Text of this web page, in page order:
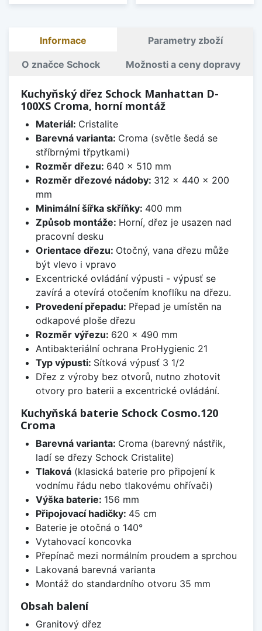
Informace Parametry zboží
O značce Schock Možnosti a ceny dopravy
Kuchyňský dřez Schock Manhattan D-
100XS Croma, horní montáž
Materiál: Cristalite
Barevná varianta: Croma (světle šedá se
stříbrnými třpytkami)
Rozměr dřezu: 640 x 510 mm
Rozměr dřezové nádoby: 312 x 440 x 200
mm
Minimální šířka skříňky: 400 mm
Způsob montáže: Horní, dřez je usazen nad
pracovní desku
Orientace dřezu: Otočný, vana dřezu může
být vlevo i vpravo
Excentrické ovládání výpusti - výpusť se
zavírá a otevírá otočením knoflíku na dřezu.
Provedení přepadu: Přepad je umístěn na
odkapové ploše dřezu
Rozměr výřezu: 620 x 490 mm
Antibakteriální ochrana ProHygienic 21
Typ výpusti: Sítková výpusť 3 1/2
Dřez z výroby bez otvorů, nutno zhotovit
otvory pro baterii a excentrické ovládání.
Kuchyňská baterie Schock Cosmo.120
Croma
Barevná varianta: Croma (barevný nástřik,
ladí se dřezy Schock Cristalite)
Tlaková(klasická baterie pro připojení k
vodnímu řádu nebo tlakovému ohřívači)
Výška baterie: 156 mm
Připojovací hadičky: 45 cm
Baterie je otočná o 140°
Vytahovací koncovka
Přepínač mezi normálním proudem a sprchou
Lakovaná barevná varianta
Montáž do standardního otvoru 35 mm
Obsah balení
Granitový dřez